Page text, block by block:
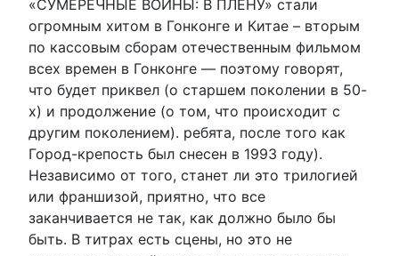
«СУМЕРЕЧНЫЕ ВОИНЫ: В ПЛЕНУ» стали
огромным хитом в Гонконге и Китае – вторым
по кассовым сборам отечественным фильмом
всех времен в Гонконге — поэтому говорят,
что будет приквел (о старшем поколении в 50-
х) и продолжение (о том, что происходит с
другим поколением). ребята, после того как
Город-крепость был снесен в 1993 году).
Независимо от того, станет ли это трилогией
или франшизой, приятно, что все
заканчивается не так, как должно было бы
быть. В титрах есть сцены, но это не